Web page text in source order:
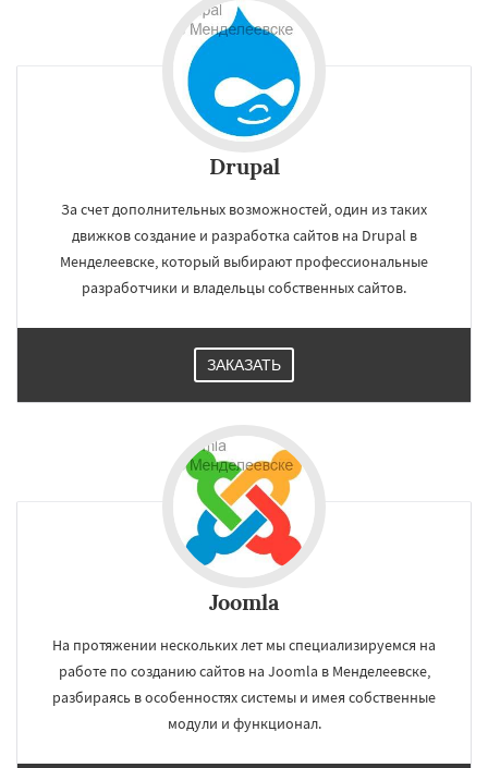
Drupal
За счет дополнительных возможностей, один из таких
движков создание и разработка сайтов на Drupal в
Менделеевске, который выбирают профессиональные
разработчики и владельцы собственных сайтов.
ЗАКАЗАТЬ
Joomla
На протяжении нескольких лет мы специализируемся на
работе по созданию сайтов на Joomla в Менделеевске,
разбираясь в особенностях системы и имея собственные
модули и функционал.